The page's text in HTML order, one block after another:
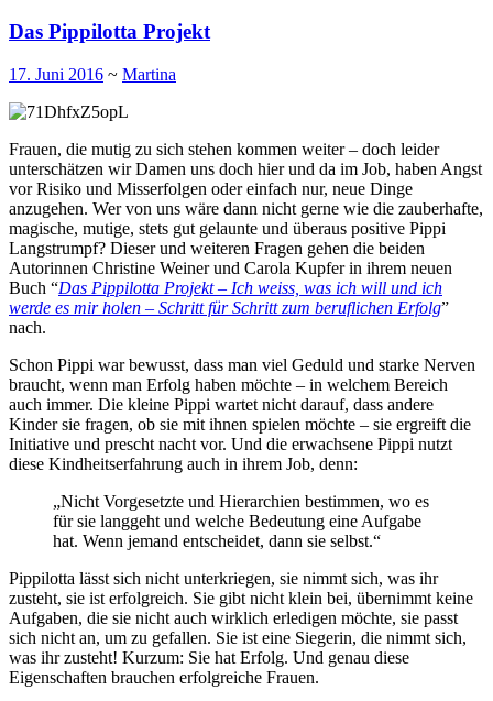
Das Pippilotta Projekt
17. Juni 2016 ~ Martina
Frauen, die mutig zu sich stehen kommen weiter – doch leider
unterschätzen wir Damen uns doch hier und da im Job, haben Angst
vor Risiko und Misserfolgen oder einfach nur, neue Dinge
anzugehen. Wer von uns wäre dann nicht gerne wie die zauberhafte,
magische, mutige, stets gut gelaunte und überaus positive Pippi
Langstrumpf? Dieser und weiteren Fragen gehen die beiden
Autorinnen Christine Weiner und Carola Kupfer in ihrem neuen
Buch “Das Pippilotta Projekt – Ich weiss, was ich will und ich
werde es mir holen – Schritt für Schritt zum beruflichen Erfolg”
nach.
Schon Pippi war bewusst, dass man viel Geduld und starke Nerven
braucht, wenn man Erfolg haben möchte – in welchem Bereich
auch immer. Die kleine Pippi wartet nicht darauf, dass andere
Kinder sie fragen, ob sie mit ihnen spielen möchte – sie ergreift die
Initiative und prescht nacht vor. Und die erwachsene Pippi nutzt
diese Kindheitserfahrung auch in ihrem Job, denn:
„Nicht Vorgesetzte und Hierarchien bestimmen, wo es
für sie langgeht und welche Bedeutung eine Aufgabe
hat. Wenn jemand entscheidet, dann sie selbst.“
Pippilotta lässt sich nicht unterkriegen, sie nimmt sich, was ihr
zusteht, sie ist erfolgreich. Sie gibt nicht klein bei, übernimmt keine
Aufgaben, die sie nicht auch wirklich erledigen möchte, sie passt
sich nicht an, um zu gefallen. Sie ist eine Siegerin, die nimmt sich,
was ihr zusteht! Kurzum: Sie hat Erfolg. Und genau diese
Eigenschaften brauchen erfolgreiche Frauen.